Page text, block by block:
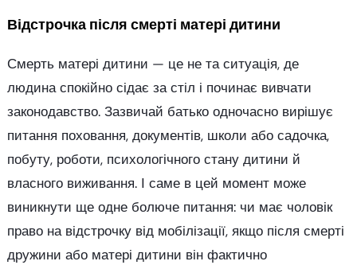
Відстрочка після смерті матері дитини
Смерть матері дитини — це не та ситуація, де
людина спокійно сідає за стіл і починає вивчати
законодавство. Зазвичай батько одночасно вирішує
питання поховання, документів, школи або садочка,
побуту, роботи, психологічного стану дитини й
власного виживання. І саме в цей момент може
виникнути ще одне болюче питання: чи має чоловік
право на відстрочку від мобілізації, якщо після смерті
дружини або матері дитини він фактично